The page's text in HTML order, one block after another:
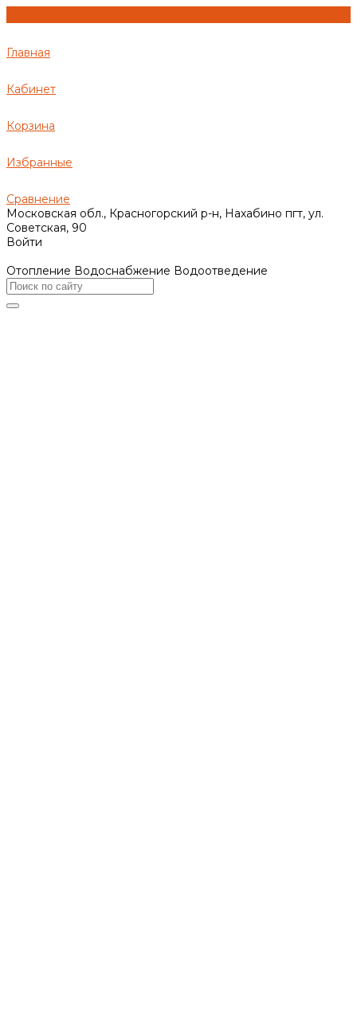
Главная
Кабинет
Корзина
Избранные
Сравнение
Московская обл., Красногорский р-н, Нахабино пгт, ул.
Советская, 90
Войти
Отопление Водоснабжение Водоотведение